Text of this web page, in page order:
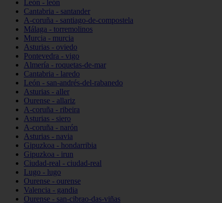
León - león
Cantabria - santander
A-coruña - santiago-de-compostela
Málaga - torremolinos
Murcia - murcia
Asturias - oviedo
Pontevedra - vigo
Almería - roquetas-de-mar
Cantabria - laredo
León - san-andrés-del-rabanedo
Asturias - aller
Ourense - allariz
A-coruña - ribeira
Asturias - siero
A-coruña - narón
Asturias - navia
Gipuzkoa - hondarribia
Gipuzkoa - irun
Ciudad-real - ciudad-real
Lugo - lugo
Ourense - ourense
Valencia - gandia
Ourense - san-cibrao-das-viñas